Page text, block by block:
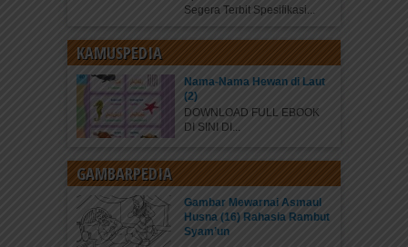
Segera Terbit Spesifikasi...
KAMUSPEDIA
Nama-Nama Hewan di Laut
(2)
DOWNLOAD FULL EBOOK
DI SINI DI...
GAMBARPEDIA
Gambar Mewarnai Asmaul
Husna (16) Rahasia Rambut
Syam’un